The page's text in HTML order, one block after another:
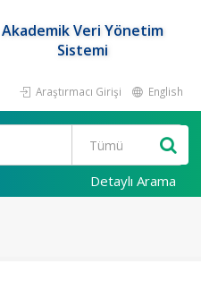
Akademik Veri Yönetim
Sistemi
Araştırmacı Girişi English
Detaylı Arama